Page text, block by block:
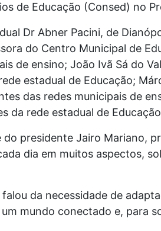
de Educação (Consed) no
Dr Abner Pacini, de
do Centro Municipal de
de ensino; João Ivã Sá do
estadual de Educação;
das redes municipais de
da rede estadual de
presidente Jairo Mariano,
dia em muitos aspectos,
da necessidade de
mundo conectado e, para